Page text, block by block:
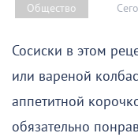
Общество
Сосиски в этом
или вареной
аппетитной
обязательно